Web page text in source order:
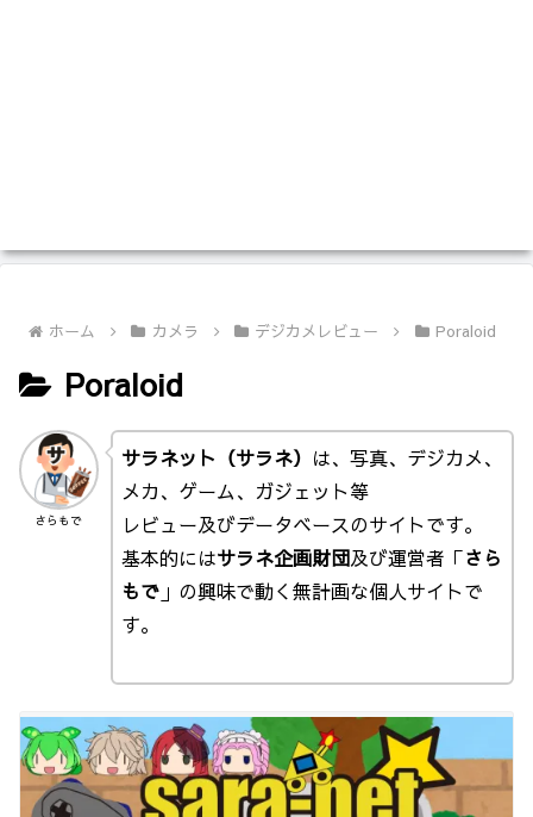
ホーム カメラ デジカメレビュー Poraloid
Poraloid
さらもで
サラネット（サラネ） は、写真、デジカメ、
メカ、ゲーム、ガジェット等
レビュー及びデータベースのサイトです。
基本的にはサラネ企画財団及び運営者「さら
もで」の興味で動く無計画な個人サイトで
す。